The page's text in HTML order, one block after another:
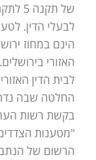
של
לבעלי הדין.
הינם במחוז
האזורי
החלטה שבה
בקשת רשות
"מטענות
הרשום של